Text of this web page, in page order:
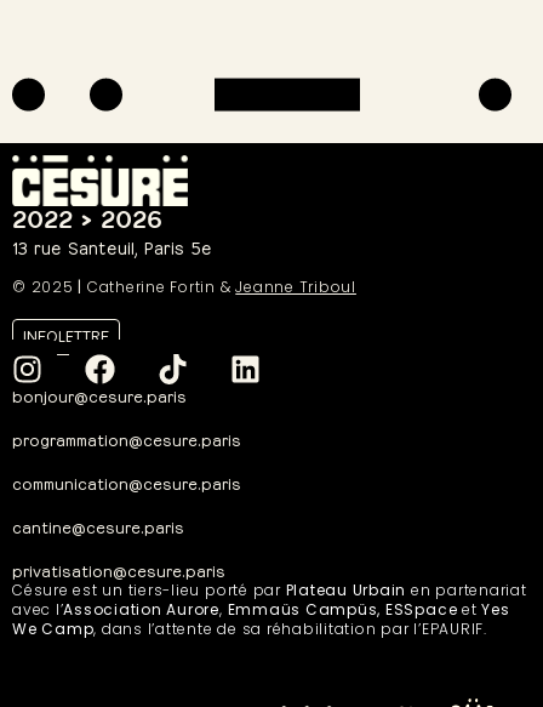
2022 > 2026
13 rue Santeuil, Paris 5e
© 2025 | Catherine Fortin &Jeanne Triboul
INFOLETTRE
bonjour@cesure.paris
programmation@cesure.paris
communication@cesure.paris
cantine@cesure.paris
privatisation@cesure.paris
Césure est un tiers-lieu porté par Plateau Urbain en partenariat
avec l’Association Aurore, Emmaüs Campüs, ESSpaceetYes
We Camp, dans l’attente de sa réhabilitation par l’EPAURIF.